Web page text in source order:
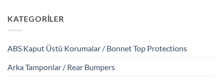
KATEGORILER
ABS Kaput Üstü Korumalar / Bonnet Top Protections
Arka Tamponlar / Rear Bumpers